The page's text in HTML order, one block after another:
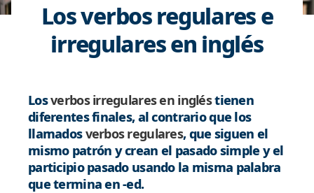
Los verbos regulares e
irregulares en inglés
Losverbos irregulares en ingléstienen
diferentes finales, al contrario que los
llamadosverbos regulares, que siguen el
mismo patrón y crean el pasado simple y el
participio pasado usando la misma palabra
que termina en -ed.